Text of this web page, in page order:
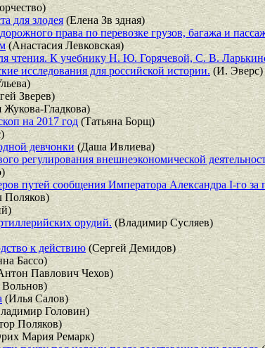
для злодея (Елена Зв здная)
права по перевозке грузов, багажа и
(Анастасия Левковская)
чтения. К учебнику Н. Ю. Горячевой, С. В.
исследования для российской истории.(И. Эверс)
Зверев)
Гладкова)
на 2017 год(Татьяна Борщ)
девчонки(Даша Ивлиева)
регулирования внешнеэкономической
путей сообщения Императора Александра I-го за
Поляков)
орудий.(Владимир Сусляев)
к действию (Сергей Демидов)
Бассо)
Павлович Чехов)
(Илья Салов)
Головин)
Поляков)
Мария Ремарк)